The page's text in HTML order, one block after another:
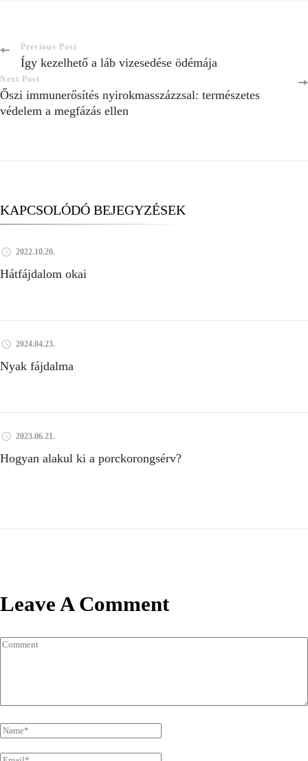
Previous Post
Így kezelhető a láb vizesedése ödémája
Next Post
Őszi immunerősítés nyirokmasszázzsal: természetes
védelem a megfázás ellen
KAPCSOLÓDÓ BEJEGYZÉSEK
2022.10.20.
Hátfájdalom okai
2024.04.23.
Nyak fájdalma
2023.06.21.
Hogyan alakul ki a porckorongsérv?
Leave A Comment